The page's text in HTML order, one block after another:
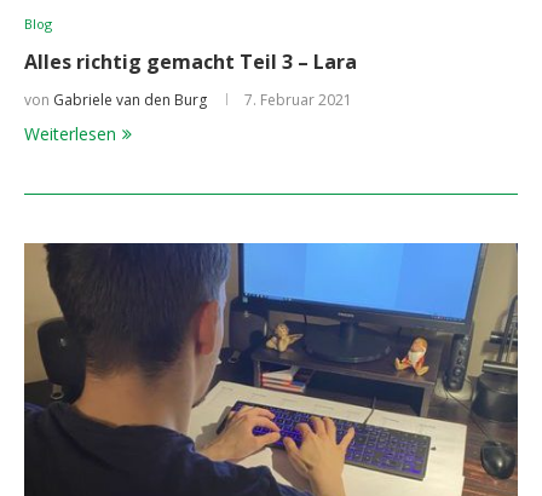
Blog
Alles richtig gemacht Teil 3 – Lara
von Gabriele van den Burg 7. Februar 2021
Weiterlesen